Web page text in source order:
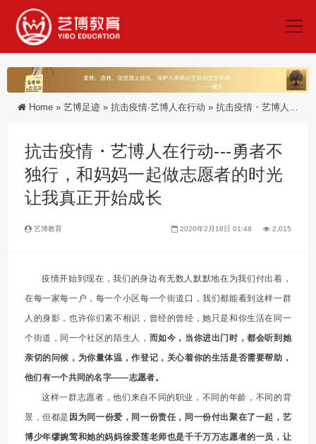
Home » 艺博足迹 » 抗击疫情·艺博人在行动 » 抗击疫情・艺博人在行动---勇者不独行，和妈妈一起做志愿者的时光让我真正开始成长
抗击疫情・艺博人在行动---勇者不
独行，和妈妈一起做志愿者的时光
让我真正开始成长
艺博教育 2020年2月18日 01:48 2,015
疫情开始到现在，我们的身边有无数人默默地在为我们付出着，
在每一家每一户，每一个小区每一个街道口，我们都能看到这样一群
人的身影，也许你们素不相识，曾经的曾经，她只是和你生活在同一
个街道，同一个社区的陌生人， 而如今，当你进出门时，都会听到她
亲切的问候，为你量体温，作登记，关心着你的生活是否需要帮助，
他们有一个共同的名字——志愿者。
这样一群志愿者，他们来自不同的职业，不同的年龄，不同的背
景，但都是 因为同一份爱，同一份责任，同一份付出聚在了一起，艺
博少年缪婉莺和她的妈妈徐爱莲老师也是千千万万志愿者的一员，让